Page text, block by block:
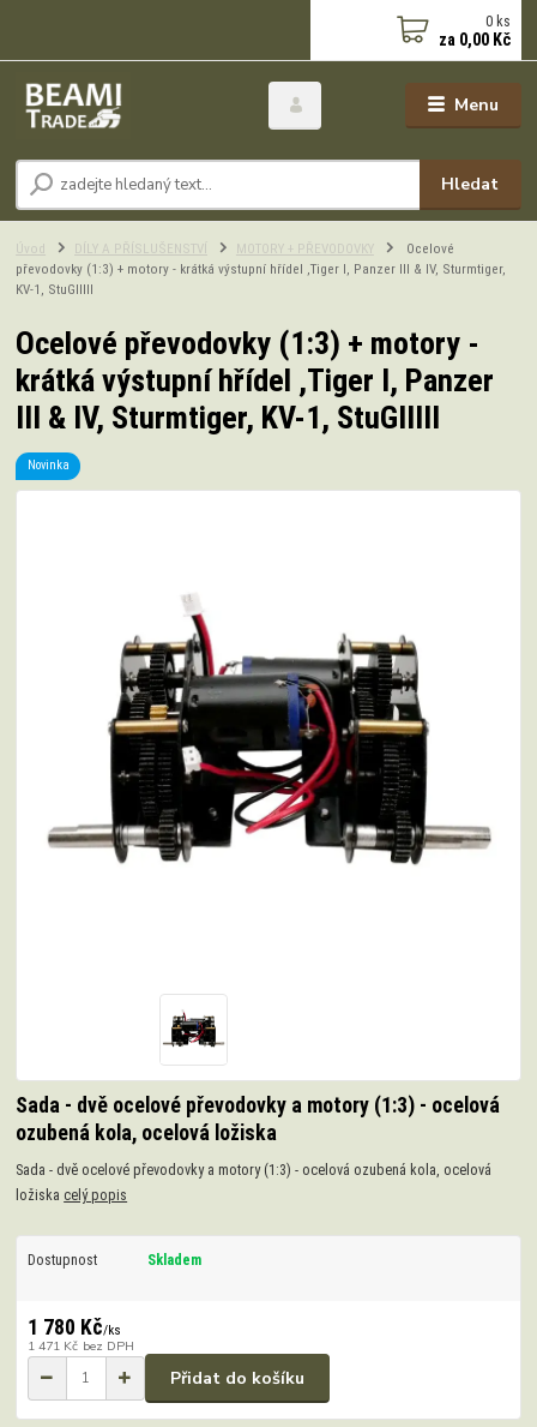
Menu
Hledat
0 ks
za 0,00 Kč
Úvod DÍLY A PŘÍSLUŠENSTVÍ MOTORY + PŘEVODOVKY
Ocelové
převodovky (1:3) + motory - krátká výstupní hřídel ,Tiger I, Panzer III & IV, Sturmtiger,
KV-1, StuGIIIII
Ocelové převodovky (1:3) + motory -
krátká výstupní hřídel ,Tiger I, Panzer
III & IV, Sturmtiger, KV-1, StuGIIIII
Novinka
Sada - dvě ocelové převodovky a motory (1:3) - ocelová
ozubená kola, ocelová ložiska
Sada - dvě ocelové převodovky a motory (1:3) - ocelová ozubená kola, ocelová
ložiska celý popis
Dostupnost Skladem
1 780 Kč/ks
1 471 Kč bez DPH
Přidat do košíku